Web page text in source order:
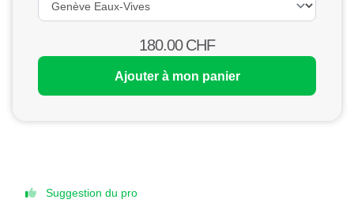
Suggestion du pro
180.00CHF
Ajouter à mon panier